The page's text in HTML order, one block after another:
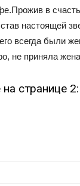
в
настоящей
всегда были
не приняла
странице 2: